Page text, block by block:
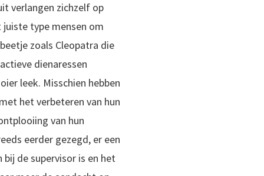
verlangen zichzelf op
type mensen om
zoals Cleopatra die
dienaressen
leek. Misschien hebben
het verbeteren van hun
van hun
eerder gezegd, er een
de supervisor is en het